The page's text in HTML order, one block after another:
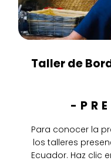
Taller de
-
Para conocer la
los talleres
Ecuador. Haz clic